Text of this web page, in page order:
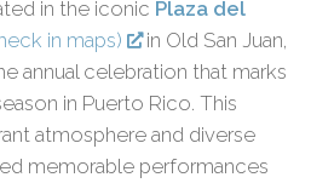
in the iconic Plaza del
in maps)
in Old San Juan,
annual celebration that marks
in Puerto Rico. This
atmosphere and diverse
memorable performances